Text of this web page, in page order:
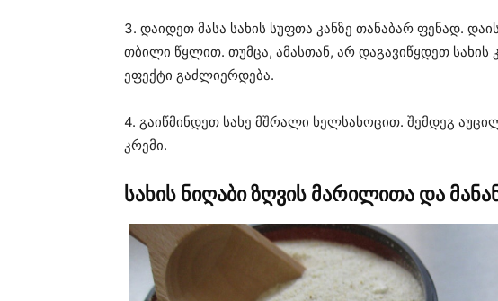
3. დაიდეთ მასა სახის სუფთა კანზე თანაბარ ფენად.
თბილი წყლით. თუმცა, ამასთან, არ დაგავიწყდეთ სახის
ეფექტი გაძლიერდება.
4. გაიწმინდეთ სახე მშრალი ხელსახოცით. შემდეგ
კრემი.
სახის ნიღაბი ზღვის მარილითა და